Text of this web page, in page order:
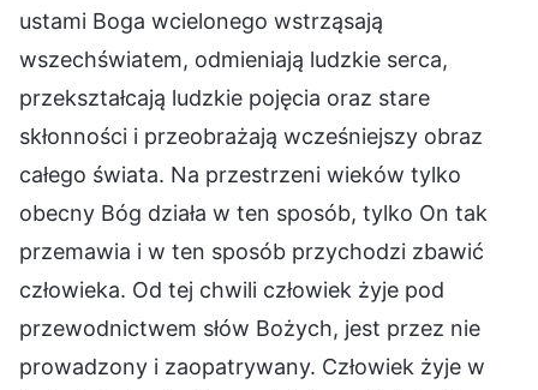
ustami Boga wcielonego wstrząsają
wszechświatem, odmieniają ludzkie serca,
przekształcają ludzkie pojęcia oraz stare
skłonności i przeobrażają wcześniejszy obraz
całego świata. Na przestrzeni wieków tylko
obecny Bóg działa w ten sposób, tylko On tak
przemawia i w ten sposób przychodzi zbawić
człowieka. Od tej chwili człowiek żyje pod
przewodnictwem słów Bożych, jest przez nie
prowadzony i zaopatrywany. Człowiek żyje w